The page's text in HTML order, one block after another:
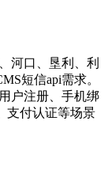
河口、垦利、利
短信api需求。
户注册、手机绑
支付认证等场景